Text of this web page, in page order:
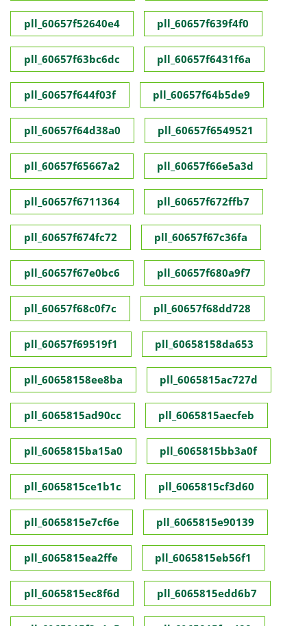
pll_60657f52640e4 pll_60657f639f4f0
pll_60657f63bc6dc pll_60657f6431f6a
pll_60657f644f03f pll_60657f64b5de9
pll_60657f64d38a0 pll_60657f6549521
pll_60657f65667a2 pll_60657f66e5a3d
pll_60657f6711364 pll_60657f672ffb7
pll_60657f674fc72 pll_60657f67c36fa
pll_60657f67e0bc6 pll_60657f680a9f7
pll_60657f68c0f7c pll_60657f68dd728
pll_60657f69519f1 pll_60658158da653
pll_60658158ee8ba pll_6065815ac727d
pll_6065815ad90cc pll_6065815aecfeb
pll_6065815ba15a0 pll_6065815bb3a0f
pll_6065815ce1b1c pll_6065815cf3d60
pll_6065815e7cf6e pll_6065815e90139
pll_6065815ea2ffe pll_6065815eb56f1
pll_6065815ec8f6d pll_6065815edd6b7